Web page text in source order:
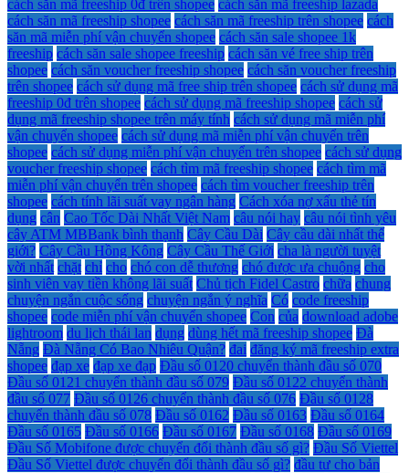
cách săn mã freeship 0đ trên shopee cách săn mã freeship lazada
cách săn mã freeship shopee cách săn mã freeship trên shopee cách
săn mã miễn phí vận chuyển shopee cách săn sale shopee 1k
freeship cách săn sale shopee freeship cách săn vé free ship trên
shopee cách săn voucher freeship shopee cách săn voucher freeship
trên shopee cách sử dụng mã free ship trên shopee cách sử dụng mã
freeship 0đ trên shopee cách sử dụng mã freeship shopee cách sử
dụng mã freeship shopee trên máy tính cách sử dụng mã miễn phí
vận chuyển shopee cách sử dụng mã miễn phí vận chuyển trên
shopee cách sử dụng miễn phí vận chuyển trên shopee cách sử dụng
voucher freeship shopee cách tìm mã freeship shopee cách tìm mã
miễn phí vận chuyển trên shopee cách tìm voucher freeship trên
shopee cách tính lãi suất vay ngân hàng Cách xóa nợ xấu thẻ tín
dụng cân Cao Tốc Dài Nhất Việt Nam câu nói hay câu nói tình yêu
cây ATM MBBank bình thạnh Cây Cầu Dài Cây cầu dài nhất thế
giới? Cây Cầu Hồng Kông Cây Cầu Thế Giới cha là người tuyệt
vời nhất chặt chỉ cho chó con dễ thương chó được ưa chuộng cho
sinh viên vay tiền không lãi suất Chủ tịch Fidel Castro chữa chung
chuyện ngắn cuộc sống chuyện ngắn ý nghĩa Có code freeship
shopee code miễn phí vận chuyển shopee Con của download adobe
lightroom du lịch thái lan dụng dùng hết mã freeship shopee Đà
Nẵng Đà Nẵng Có Bao Nhiêu Quận? đai đăng ký mã freeship extra
shopee đạp xe đạp xe đạp Đầu số 0120 chuyển thành đầu số 070
Đầu số 0121 chuyển thành đầu số 079 Đầu số 0122 chuyển thành
đầu số 077 Đầu số 0126 chuyển thành đầu số 076 Đầu số 0128
chuyển thành đầu số 078 Đầu số 0162 Đầu số 0163 Đầu số 0164
Đầu số 0165 Đầu số 0166 Đầu số 0167 Đầu số 0168 Đầu số 0169
Đầu Số Mobifone được chuyển đổi thành đầu số gì? Đầu Số Viettel
Đầu Số Viettel được chuyển đổi thành đầu số gì? đầu tư cho bản